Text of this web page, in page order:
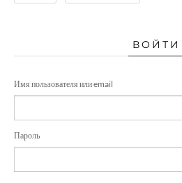
ВОЙТИ
Имя пользователя или email
Пароль